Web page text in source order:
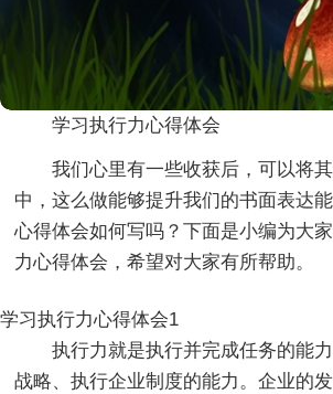
学习执行力心得体会
我们心里有一些收获后，可以将
中，这么做能够提升我们的书面表达
心得体会如何写吗？下面是小编为大
力心得体会，希望对大家有所帮助。
学习执行力心得体会1
执行力就是执行并完成任务的能
战略、执行企业制度的能力。企业的